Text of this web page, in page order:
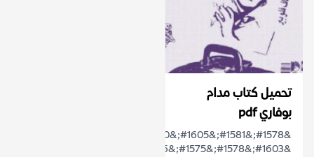
تحميل كتاب مدام
بوفاري pdf